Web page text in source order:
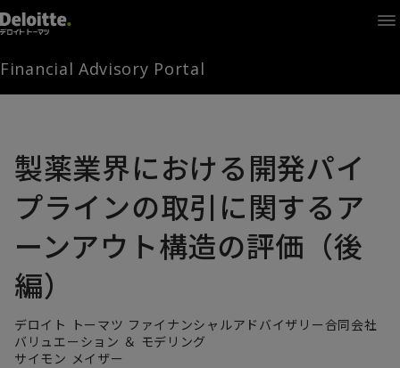
Home
Times
Channel
Library
お問い合わせ
FAMとは
FA Portal
Financial Advisory Portal
製薬業界における開発パイ
プラインの取引に関するア
ーンアウト構造の評価（後
編）
デロイト トーマツ ファイナンシャルアドバイザリー合同会社
バリュエーション ＆ モデリング
サイモン メイザー